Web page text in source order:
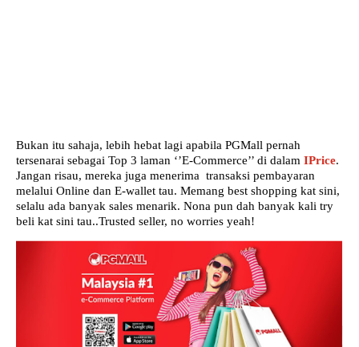
Bukan itu sahaja, lebih hebat lagi apabila PGMall pernah
tersenarai sebagai Top 3 laman ‘’E-Commerce’’ di dalam IPrice.
Jangan risau, mereka juga menerima transaksi pembayaran
melalui Online dan E-wallet tau. Memang best shopping kat sini,
selalu ada banyak sales menarik. Nona pun dah banyak kali try
beli kat sini tau..Trusted seller, no worries yeah!